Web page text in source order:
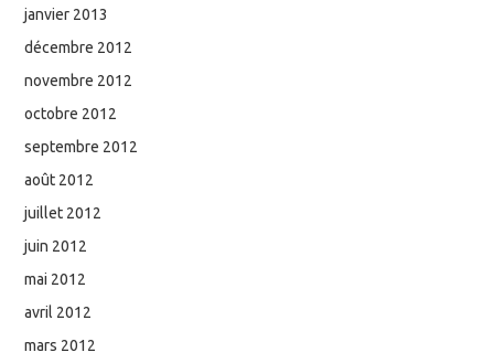
janvier 2013
décembre 2012
novembre 2012
octobre 2012
septembre 2012
août 2012
juillet 2012
juin 2012
mai 2012
avril 2012
mars 2012